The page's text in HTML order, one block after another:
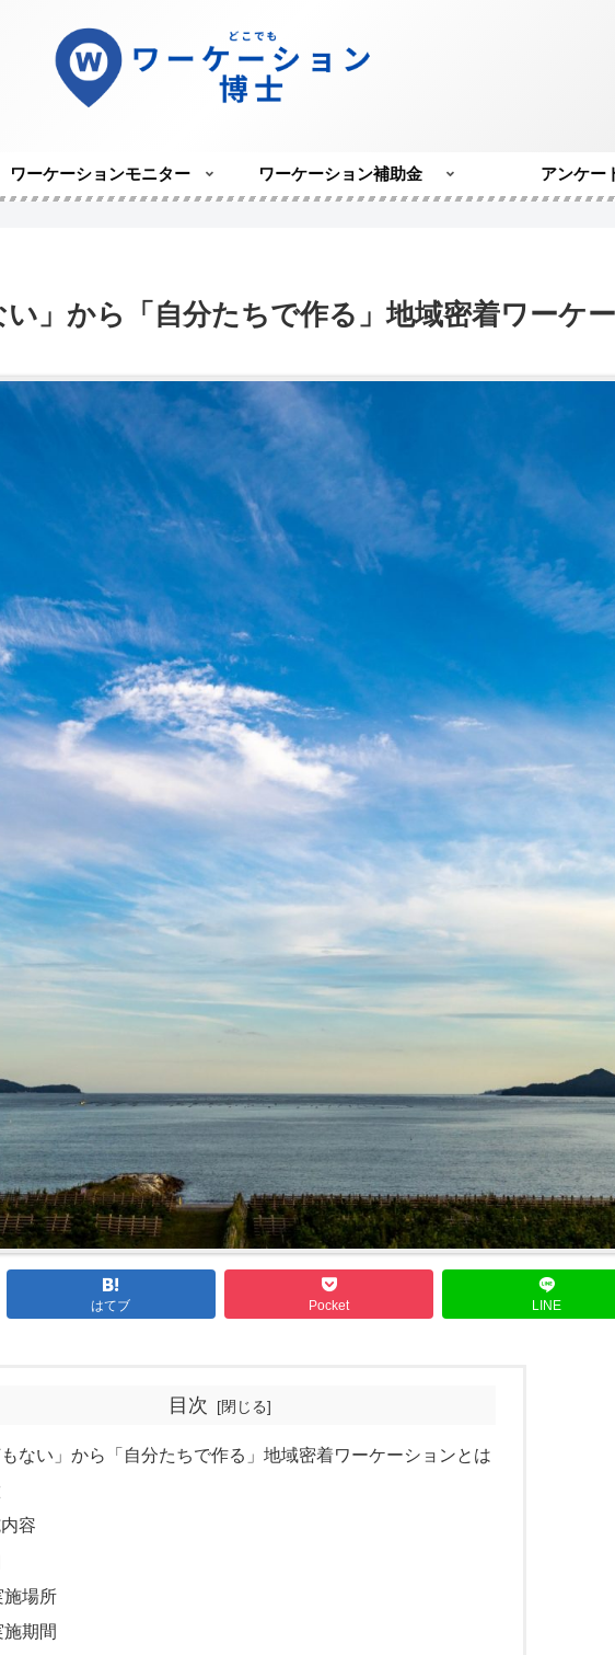
ワーケーションモニター ワーケーション補助金 アンケー
い」から「自分たちで作る」地域密着ワーケ
はてブ Pocket LINE
目次
もない」から「自分たちで作る」地域密着ワーケーションとは
容
施場所
施期間